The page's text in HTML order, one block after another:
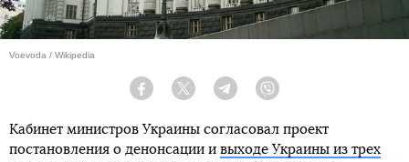
Voevoda / Wikipedia
Facebook Twitter Telegram
Кабинет министров Украины согласовал проект
постановления о денонсации и выходе Украины из трех